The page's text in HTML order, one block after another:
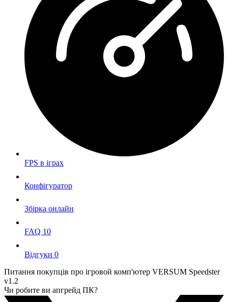
FPS в iграх
Конфігуратор
Збірка онлайн
FAQ 10
Вiдгуки 0
Питання покупців про ігровой комп'ютер VERSUM Speedster
v1.2
Чи робите ви апгрейд ПК?